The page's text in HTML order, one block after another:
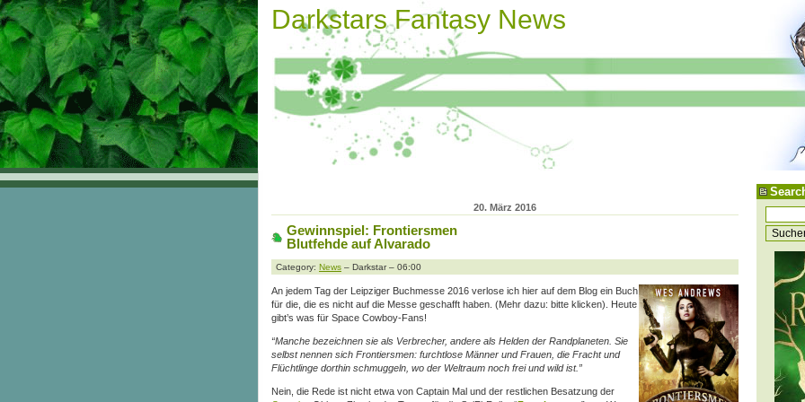
Darkstars Fantasy News
20. März 2016
Gewinnspiel: Frontiersmen
Blutfehde auf Alvarado
Category: News – Darkstar – 06:00
An jedem Tag der Leipziger Buchmesse 2016 verlose ich hier auf dem Blog ein Buch
für die, die es nicht auf die Messe geschafft haben. (Mehr dazu: bitte klicken). Heute
gibt’s was für Space Cowboy-Fans!
“Manche bezeichnen sie als Verbrecher, andere als Helden der Randplaneten. Sie
selbst nennen sich Frontiersmen: furchtlose Männer und Frauen, die Fracht und
Flüchtlinge dorthin schmuggeln, wo der Weltraum noch frei und wild ist.”
Nein, die Rede ist nicht etwa von Captain Mal und der restlichen Besatzung der